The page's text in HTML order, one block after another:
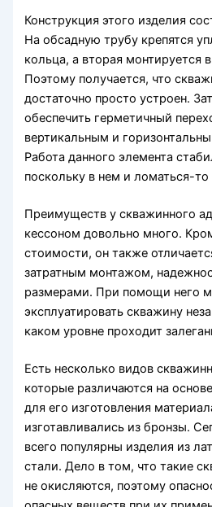
Конструкция этого изделия
На обсадную трубу крепятся
кольца, а вторая монтируется
Поэтому получается, что
достаточно просто устроен.
обеспечить герметичный
вертикальным и
Работа данного элемента
поскольку в нем и ломаться-то
Преимуществ у скважинного
кессоном довольно много.
стоимости, он также
затратным монтажом,
размерами. При помощи него
эксплуатировать скважину
каком уровне проходит
Есть несколько видов
которые различаются на
для его изготовления
изготавливались из бронзы.
всего популярны изделия из
стали. Дело в том, что такие
не окисляются, поэтому